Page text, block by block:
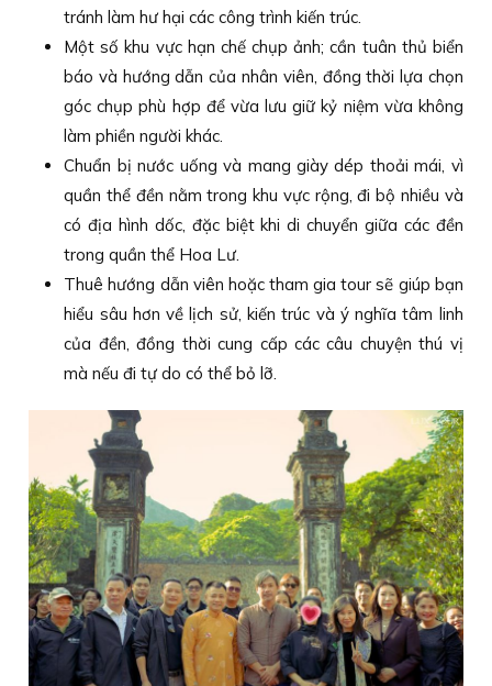
tránh làm hư hại các công trình kiến trúc.
Một số khu vực hạn chế chụp ảnh; cần tuân thủ biển
báo và hướng dẫn của nhân viên, đồng thời lựa chọn
góc chụp phù hợp để vừa lưu giữ kỷ niệm vừa không
làm phiền người khác.
Chuẩn bị nước uống và mang giày dép thoải mái, vì
quần thể đền nằm trong khu vực rộng, đi bộ nhiều và
có địa hình dốc, đặc biệt khi di chuyển giữa các đền
trong quần thể Hoa Lư.
Thuê hướng dẫn viên hoặc tham gia tour sẽ giúp bạn
hiểu sâu hơn về lịch sử, kiến trúc và ý nghĩa tâm linh
của đền, đồng thời cung cấp các câu chuyện thú vị
mà nếu đi tự do có thể bỏ lỡ.